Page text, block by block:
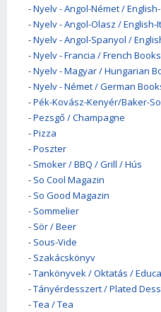
-Nyelv - Angol-Német /
-Nyelv - Angol-Olasz / English-
-Nyelv - Angol-Spanyol /
-Nyelv - Francia / French Books
-Nyelv - Magyar / Hungarian
-Nyelv - Német / German
-Pék-Kovász-Kenyér/Baker-
-Pezsgő / Champagne
-Pizza
-Poszter
- Smoker / BBQ / Grill / Hús
- So Cool Magazin
- So Good Magazin
- Sommelier
- Sör / Beer
- Sous-Vide
- Szakácskönyv
-Tankönyvek / Oktatás /
-Tányérdesszert / Plated
-Tea / Tea